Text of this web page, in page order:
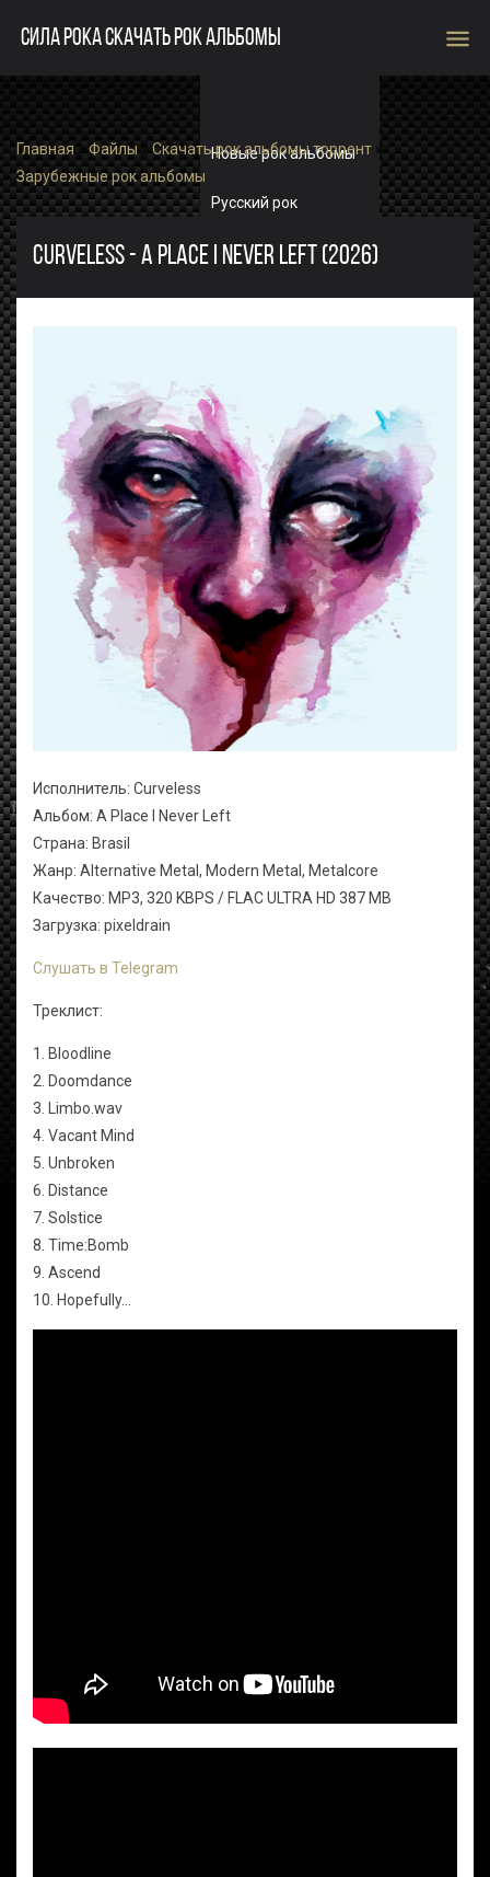
СИЛА РОКА СКАЧАТЬ РОК АЛЬБОМЫ menu
Новые рок альбомы
Русский рок
Зарубежный рок
Single
Главная»Файлы»Скачать рок альбомы торрент »
Зарубежные рок альбомы
CURVELESS - A PLACE I NEVER LEFT (2026)
Исполнитель: Curveless
Альбом: A Place I Never Left
Страна: Brasil
Жанр: Alternative Metal, Modern Metal, Metalcore
Качество: MP3, 320 KBPS / FLAC ULTRA HD 387 MB
Загрузка: pixeldrain
Слушать в Telegram
Треклист:
1. Bloodline
2. Doomdance
3. Limbo.wav
4. Vacant Mind
5. Unbroken
6. Distance
7. Solstice
8. Time:Bomb
9. Ascend
10. Hopefully...